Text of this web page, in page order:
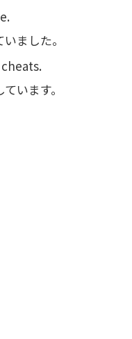
ました。
います。